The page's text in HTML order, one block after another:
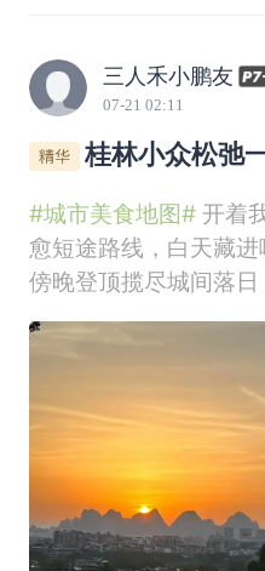
三人禾小鹏友
07-21 02:11
桂林小众松弛
#城市美食地图#开着
愈短途路线，白天藏进
傍晚登顶揽尽城间落
身一头扎进烟火烧烤
这条小众路线分享给
直奔藏在石山之中的
改造而成的洞穴咖啡